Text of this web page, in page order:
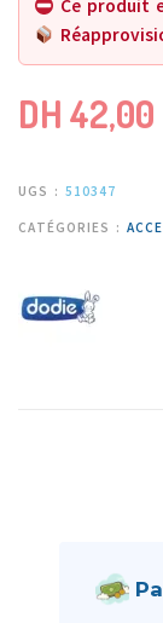
Ce produit
DH 42,00
UGS : 510347
CATÉGORIES :